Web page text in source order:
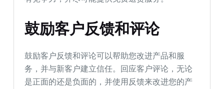
鼓励客户反馈和评论
鼓励客户反馈和评论可以帮助您改进产品和服
务，并与新客户建立信任。回应客户评论，无论
是正面的还是负面的，并使用反馈来改进您的产